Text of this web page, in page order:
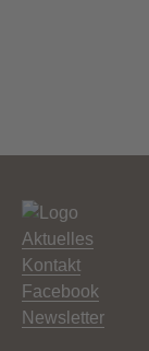
Aktuelles
Kontakt
Facebook
Newsletter